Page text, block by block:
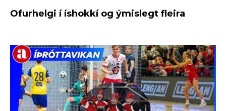
Ofurhelgi í íshokkí og ýmislegt fleira